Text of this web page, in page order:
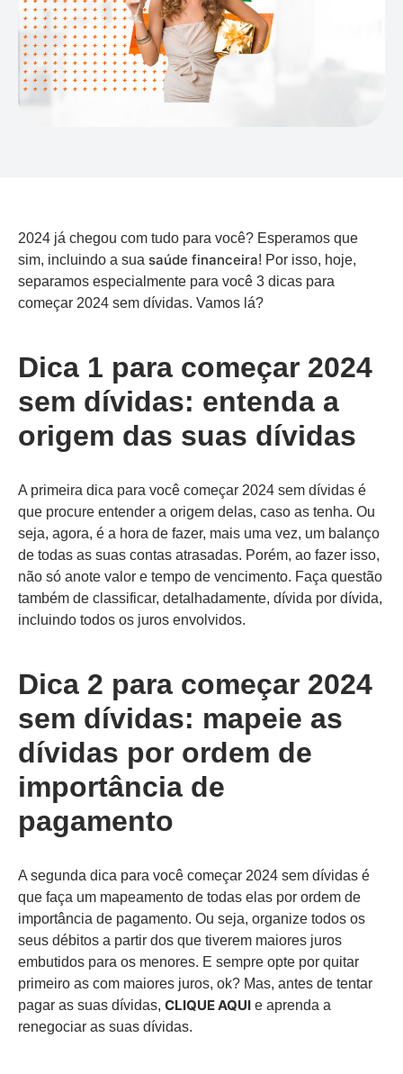
2024 já chegou com tudo para você? Esperamos que
sim, incluindo a sua saúde financeira! Por isso, hoje,
separamos especialmente para você 3 dicas para
começar 2024 sem dívidas. Vamos lá?
Dica 1 para começar 2024
sem dívidas: entenda a
origem das suas dívidas
A primeira dica para você começar 2024 sem dívidas é
que procure entender a origem delas, caso as tenha. Ou
seja, agora, é a hora de fazer, mais uma vez, um balanço
de todas as suas contas atrasadas. Porém, ao fazer isso,
não só anote valor e tempo de vencimento. Faça questão
também de classificar, detalhadamente, dívida por dívida,
incluindo todos os juros envolvidos.
Dica 2 para começar 2024
sem dívidas: mapeie as
dívidas por ordem de
importância de
pagamento
A segunda dica para você começar 2024 sem dívidas é
que faça um mapeamento de todas elas por ordem de
importância de pagamento. Ou seja, organize todos os
seus débitos a partir dos que tiverem maiores juros
embutidos para os menores. E sempre opte por quitar
primeiro as com maiores juros, ok? Mas, antes de tentar
pagar as suas dívidas, CLIQUE AQUI e aprenda a
renegociar as suas dívidas.